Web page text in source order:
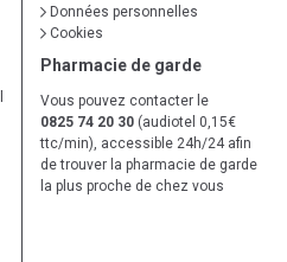
Données personnelles
Cookies
Pharmacie de garde
Vous pouvez contacter le
0825 74 20 30 (audiotel 0,15€
ttc/min), accessible 24h/24 afin
de trouver la pharmacie de garde
la plus proche de chez vous